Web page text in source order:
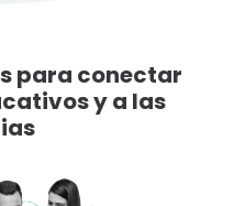
para conectar
y a las